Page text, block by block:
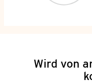
Wird von